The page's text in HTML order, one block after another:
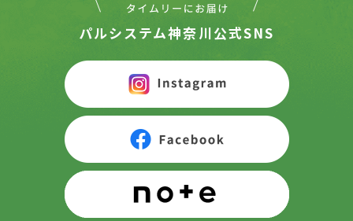
パルシステム神奈川公式SNS